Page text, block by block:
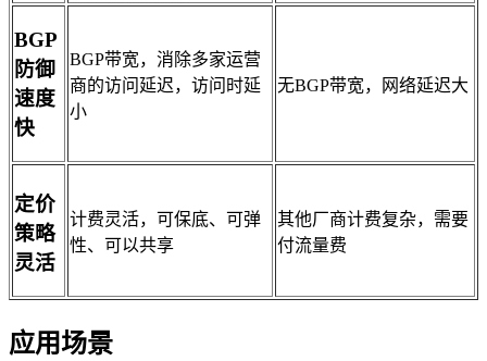
BGP
防御
速度
快
BGP带宽，消除多家运营
商的访问延迟，访问时延
小
无BGP带宽，网络延迟大
定价
策略
灵活
计费灵活，可保底、可弹
性、可以共享
其他厂商计费复杂，需要
付流量费
应用场景